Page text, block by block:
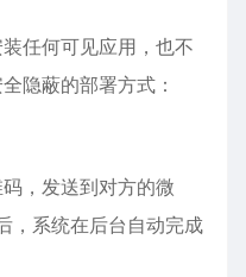
任何可见应用，也不
隐蔽的部署方式：
，发送到对方的微
，系统在后台自动完成